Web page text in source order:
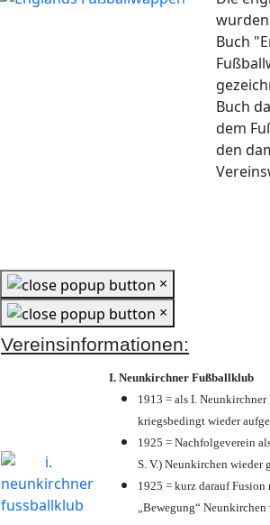
Buch
Buch
dem
den
×
×
Vereinsinformationen:
I. Neunkirchner Fußballklub
1913 = als I.
kriegsbedingt wieder
1925 = Nachfolgeverein
S. V.) Neunkirchen wieder
1925 = kurz darauf
„Bewegung“